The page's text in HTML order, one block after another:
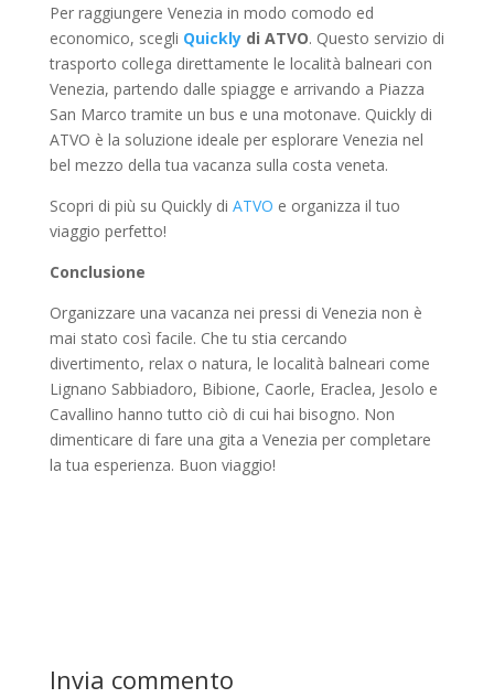
Per raggiungere Venezia in modo comodo ed
economico, scegli Quicklydi ATVO. Questo servizio di
trasporto collega direttamente le località balneari con
Venezia, partendo dalle spiagge e arrivando a Piazza
San Marco tramite un bus e una motonave. Quickly di
ATVO è la soluzione ideale per esplorare Venezia nel
bel mezzo della tua vacanza sulla costa veneta.
Scopri di più su Quickly di ATVO e organizza il tuo
viaggio perfetto!
Conclusione
Organizzare una vacanza nei pressi di Venezia non è
mai stato così facile. Che tu stia cercando
divertimento, relax o natura, le località balneari come
Lignano Sabbiadoro, Bibione, Caorle, Eraclea, Jesolo e
Cavallino hanno tutto ciò di cui hai bisogno. Non
dimenticare di fare una gita a Venezia per completare
la tua esperienza. Buon viaggio!
Invia commento